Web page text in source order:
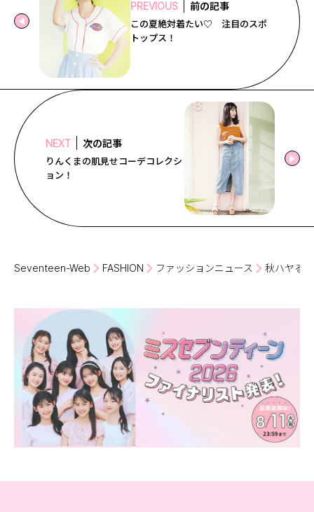
PREVIOUS 前の記事
この夏絶対着たい♡ 注目のスポ
トップス！
NEXT 次の記事
りんくまの肌見せコーデコレクシ
ョン！
Seventeen-Web FASHION ファッションニュース 秋ハヤる